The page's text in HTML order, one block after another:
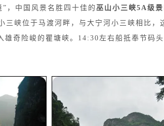
，中国风景名胜四十佳的 巫山 小三峡5A级景
峡位于马渡河畔，与大宁河小三峡相比，
奇险峻的瞿塘峡。14:30左右船抵奉节码